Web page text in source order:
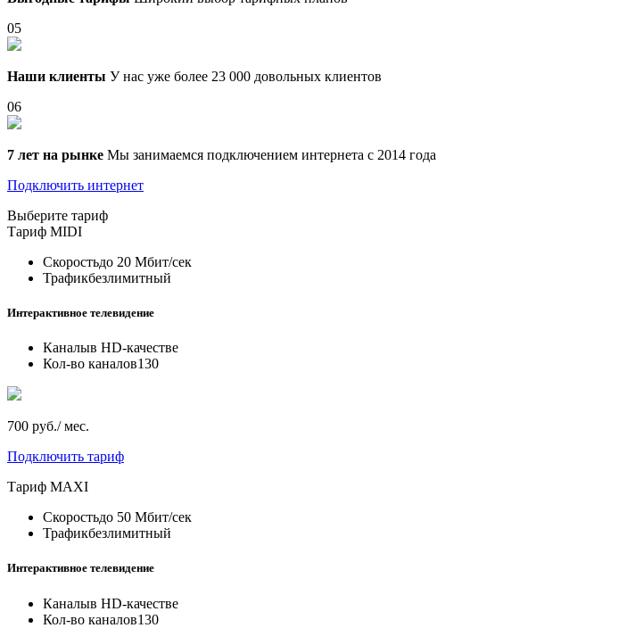
05
Наши клиенты У нас уже более 23 000 довольных клиентов
06
7 лет на рынке Мы занимаемся подключением интернета с 2014 года
Подключить интернет
Выберите тариф
Тариф MIDI
Скоростьдо 20 Мбит/сек
Трафикбезлимитный
Интерактивное телевидение
Каналыв HD-качестве
Кол-во каналов130
700 руб./ мес.
Подключить тариф
Тариф MAXI
Скоростьдо 50 Мбит/сек
Трафикбезлимитный
Интерактивное телевидение
Каналыв HD-качестве
Кол-во каналов130